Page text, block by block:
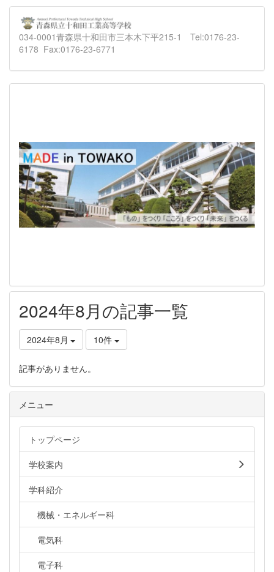
034-0001青森県十和田市三本木下平215-1 Tel:0176-23-
6178 Fax:0176-23-6771
2024年8月の記事一覧
2024年8月 10件
記事がありません。
メニュー
トップページ
学校案内
学科紹介
機械・エネルギー科
電気科
電子科